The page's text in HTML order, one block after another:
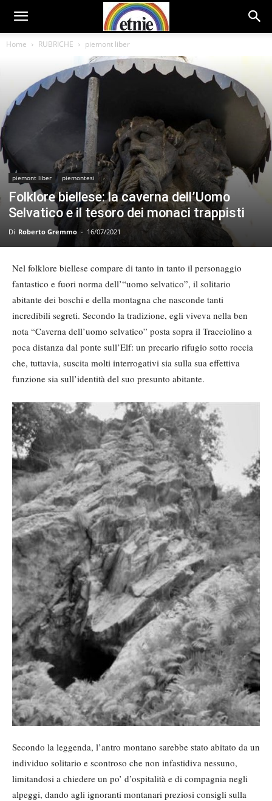
Home RUBRICHE piemont liber
piemont liber piemontesi
Folklore biellese: la caverna dell’Uomo
Selvatico e il tesoro dei monaci trappisti
Di Roberto Gremmo - 16/07/2021
Nel folklore biellese compare di tanto in tanto il personaggio
fantastico e fuori norma dell’“uomo selvatico”, il solitario
abitante dei boschi e della montagna che nasconde tanti
incredibili segreti. Secondo la tradizione, egli viveva nella ben
nota “Caverna dell’uomo selvatico” posta sopra il Tracciolino a
poca distanza dal ponte sull’Elf: un precario rifugio sotto roccia
che, tuttavia, suscita molti interrogativi sia sulla sua effettiva
funzione sia sull’identità del suo presunto abitante.
Secondo la leggenda, l’antro montano sarebbe stato abitato da un
individuo solitario e scontroso che non infastidiva nessuno,
limitandosi a chiedere un po’ d’ospitalità e di compagnia negli
alpeggi, dando agli ignoranti montanari preziosi consigli sulla